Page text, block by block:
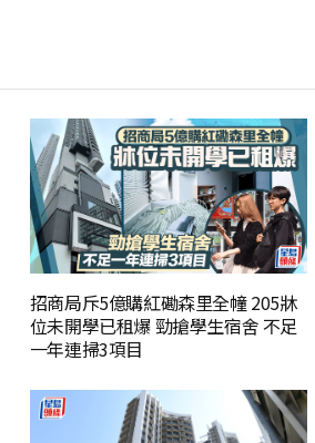
招商局斥5億購紅磡森里全幢 205牀
位未開學已租爆 勁搶學生宿舍 不足
一年連掃3項目